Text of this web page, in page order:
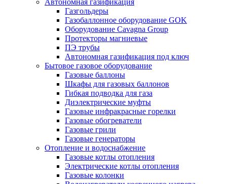
Автономная газификация
Газгольдеры
Газобаллонное оборудование GOK
Оборудование Cavagna Group
Протекторы магниевые
ПЭ трубы
Автономная газификация под ключ
Бытовое газовое оборудование
Газовые баллоны
Шкафы для газовых баллонов
Гибкая подводка для газа
Диэлектрические муфты
Газовые инфракрасные горелки
Газовые обогреватели
Газовые грили
Газовые генераторы
Отопление и водоснабжение
Газовые котлы отопления
Электрические котлы отопления
Газовые колонки